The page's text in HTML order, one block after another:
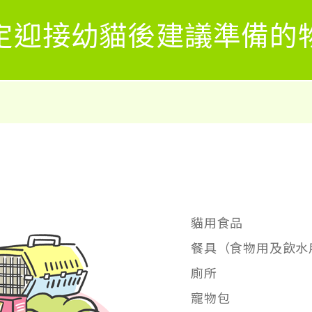
迎接幼貓後建議準備的
貓用食品
餐具（食物用及飲水
廁所
寵物包